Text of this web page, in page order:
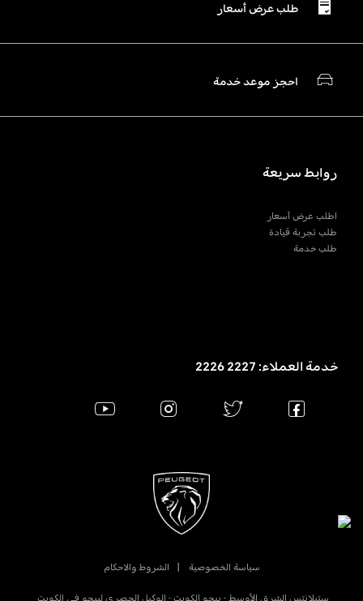
طلب عرض أسعار
احجز موعد خدمة
روابط سريعة
اطلب عرض أسعار
طلب تجربة قيادة
طلب خدمة
خدمة العملاء: 2227 2226
ستيلانتس الشرق الأوسط - بيجو الكويت - الوكيل الحصري لبيجو في الكويت
سياسة الخصوصية الشروط والاحكام